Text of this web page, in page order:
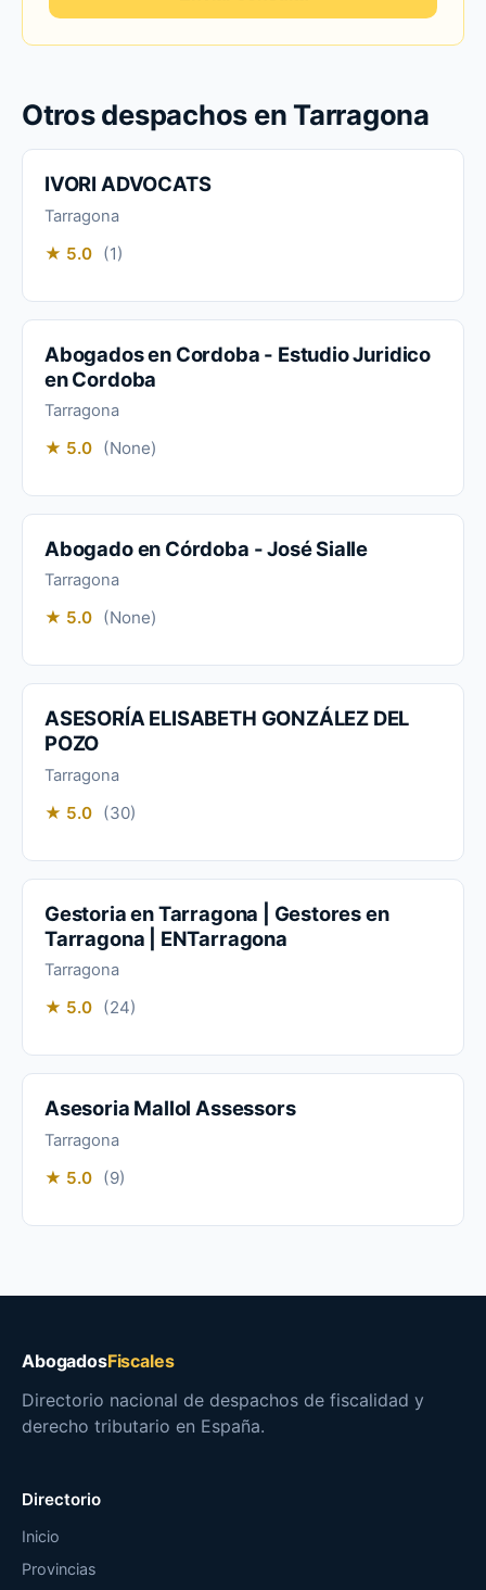
Otros despachos en Tarragona
IVORI ADVOCATS
Tarragona
★ 5.0 (1)
Abogados en Cordoba - Estudio Juridico
en Cordoba
Tarragona
★ 5.0 (None)
Abogado en Córdoba - José Sialle
Tarragona
★ 5.0 (None)
ASESORÍA ELISABETH GONZÁLEZ DEL
POZO
Tarragona
★ 5.0 (30)
Gestoria en Tarragona | Gestores en
Tarragona | ENTarragona
Tarragona
★ 5.0 (24)
Asesoria Mallol Assessors
Tarragona
★ 5.0 (9)
AbogadosFiscales
Directorio nacional de despachos de fiscalidad y
derecho tributario en España.
Directorio
Inicio
Provincias